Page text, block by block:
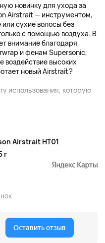
новинку для ухода за
Airstrait — инструментом,
сухие волосы без
с помощью воздуха. В
внимание благодаря
и фенам Supersonic,
воздействие высоких
новый Airstrait?
использования, которую
Airstrait HT01
г